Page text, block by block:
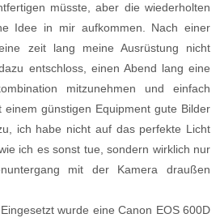
müsste, aber die wiederholten
Idee in mir aufkommen. Nach einer
zeit lang meine Ausrüstung nicht
entschloss, einen Abend lang eine
mitzunehmen und einfach
günstigen Equipment gute Bilder
ich habe nicht auf das perfekte Licht
ich es sonst tue, sondern wirklich nur
mit der Kamera draußen
wurde eine Canon EOS 600D